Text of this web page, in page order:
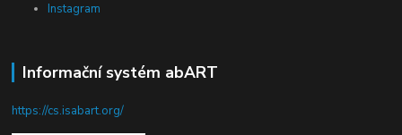
Instagram
Informační systém abART
https://cs.isabart.org/